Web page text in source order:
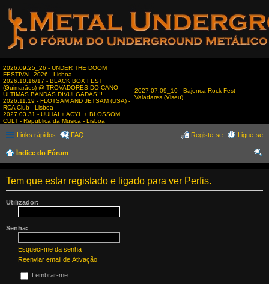
2026.09.25_26 - UNDER THE DOOM
FESTIVAL 2026 - Lisboa
2026.10.16/17 - BLACK BOX FEST
(Guimarães) @ TROVADORES DO CANO -
ÚLTIMAS BANDAS DIVULGADAS!!!
2026.11.19 - FLOTSAM AND JETSAM (USA) -
RCA Club - Lisboa
2027.03.31 - UUHAI + ACYL + BLOSSOM
CULT - Republica da Musica - Lisboa
2027.07.09_10 - Bajonca Rock Fest -
Valadares (Viseu)
Links rápidos FAQ Ligue-se
Registe-se
Índice do Fórum
Tem que estar registado e ligado para ver Perfis.
Utilizador:
Senha:
Esqueci-me da senha
Reenviar email de Ativação
Lembrar-me